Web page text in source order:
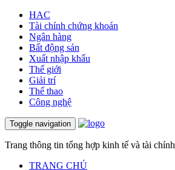
HAC
Tài chính chứng khoán
Ngân hàng
Bất động sản
Xuất nhập khẩu
Thế giới
Giải trí
Thể thao
Công nghệ
Toggle navigation
Trang thông tin tổng hợp kinh tế và tài chính
TRANG CHỦ